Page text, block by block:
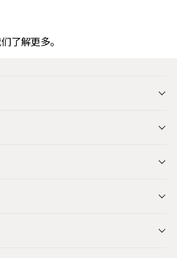
了解更多。